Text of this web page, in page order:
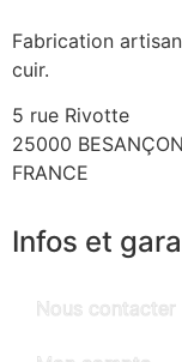
Fabrication
cuir.
5 rue Rivotte
25000 BESANÇON
FRANCE
Infos et
Nous contacter